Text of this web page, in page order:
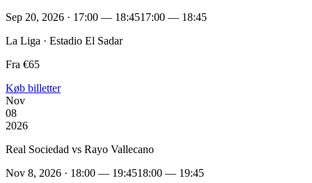
Sep 20, 2026 · 17:00 — 18:4517:00 — 18:45
La Liga · Estadio El Sadar
Fra €65
Køb billetter
Nov
08
2026
Real Sociedad vs Rayo Vallecano
Nov 8, 2026 · 18:00 — 19:4518:00 — 19:45